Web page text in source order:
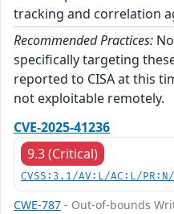
tracking and correlation
Recommended Practices:
specifically targeting
reported to CISA at this
not exploitable remotely.
CVE-2025-41236
9.3 (Critical)
CVSS:3.1/AV:L/AC:L/
CWE-787 - Out-of-bounds